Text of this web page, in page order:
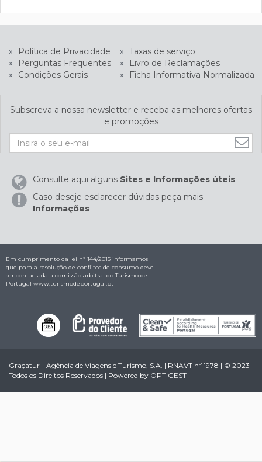
» Política de Privacidade » Taxas de serviço
»
Perguntas Frequentes »
Livro de Reclamações
»
Condições Gerais » Ficha Informativa Normalizada
Subscreva a nossa newsletter e receba as melhores ofertas
e promoções
Consulte aqui alguns Sites e Informações úteis
Caso deseje esclarecer dúvidas peça mais
Informações
Em cumprimento da lei nº 144/2015 informamos
que para a resolução de conflitos de consumo deve
ser contactada a comissão arbitral do Turismo de
Portugal www.turismodeportugal.pt
Graçatur - Agência de Viagens e Turismo, S.A. | RNAVT nº 1978 | © 2023
Todos os Direitos Reservados | Powered by OPTIGEST